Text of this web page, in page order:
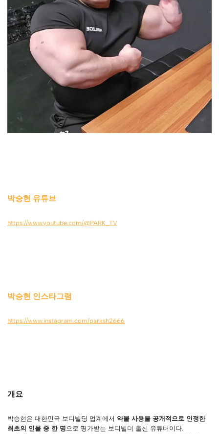
박승현 유튜브
https://www.youtube.com/@PARK_TV
박승현 인스타그램
https://www.instagram.com/parksh2666
개요
박승현은 대한민국 보디빌딩 업계에서 약물 사용을 공개적으로 인정한
최초의 인물 중 한 명으로 평가받는 보디빌더 출신 유튜버이다.